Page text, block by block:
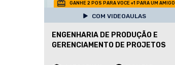
GANHE 2 POS PARA VOCE +1 PARA UM AMIGO
COM VIDEOAULAS
ENGENHARIA DE PRODUÇÃO E
GERENCIAMENTO DE PROJETOS